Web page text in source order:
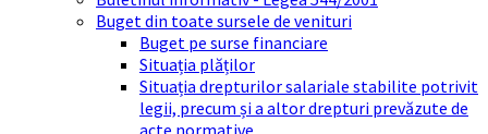
Buget din toate sursele de venituri
Buget pe surse financiare
Situația plăților
Situația drepturilor salariale stabilite potrivit
legii, precum și a altor drepturi prevăzute de
acte normative